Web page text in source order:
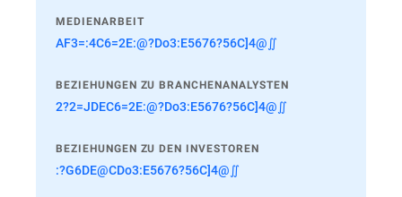
MEDIENARBEIT
AF3=:4C6=2E:@?Do3:E5676?56C]4@∬
BEZIEHUNGEN ZU BRANCHENANALYSTEN
2?2=JDEC6=2E:@?Do3:E5676?56C]4@∬
BEZIEHUNGEN ZU DEN INVESTOREN
:?G6DE@CDo3:E5676?56C]4@∬